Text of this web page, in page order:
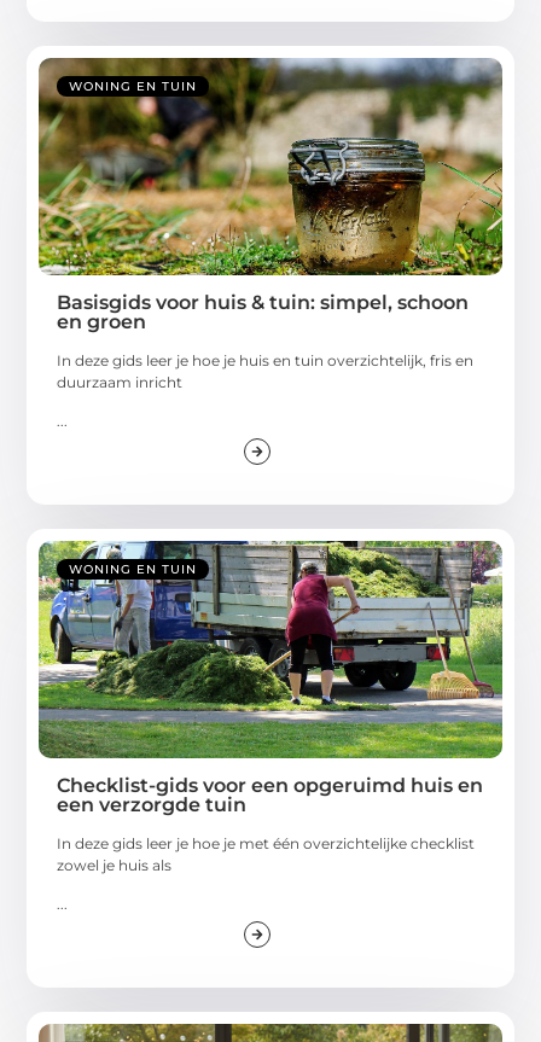
WONING EN TUIN
Basisgids voor huis & tuin: simpel, schoon
en groen
In deze gids leer je hoe je huis en tuin overzichtelijk, fris en
duurzaam inricht
...
WONING EN TUIN
Checklist-gids voor een opgeruimd huis en
een verzorgde tuin
In deze gids leer je hoe je met één overzichtelijke checklist
zowel je huis als
...